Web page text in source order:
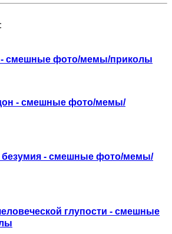
смешные фото/мемы/приколы
- смешные фото/мемы/
безумия - смешные фото/мемы/
глупости - смешные